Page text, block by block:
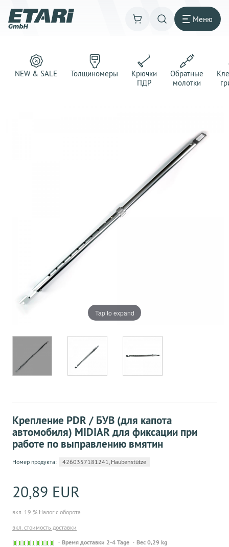
Меню
NEW & SALE Толщиномеры
Крючки
ПДР
Обратные
молотки
Tap to expand
Крепление PDR / БУВ (для капота
автомобиля) MIDIAR для фиксации при
работе по выправлению вмятин
Номер продукта: 4260357181241, Haubenstütze
20,89 EUR
вкл. 19 % Налог с оборота
вкл. стоимость доставки
Sofort
Время доставки 2-4 Tage Вес 0,29 kg